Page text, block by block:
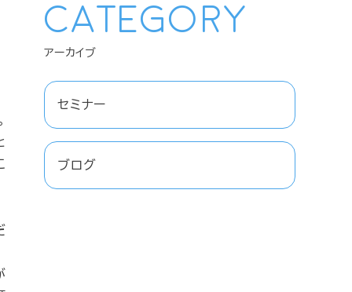
Category
セミナー
ブログ